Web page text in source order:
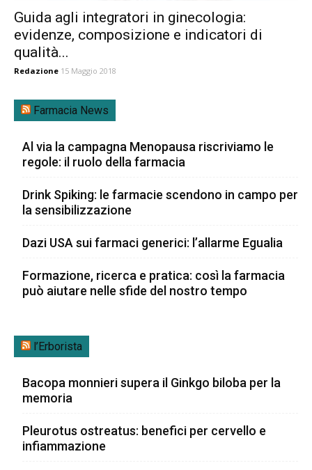
Guida agli integratori in ginecologia:
evidenze, composizione e indicatori di
qualità...
Redazione 15 Maggio 2018
Farmacia News
Al via la campagna Menopausa riscriviamo le
regole: il ruolo della farmacia
Drink Spiking: le farmacie scendono in campo per
la sensibilizzazione
Dazi USA sui farmaci generici: l’allarme Egualia
Formazione, ricerca e pratica: così la farmacia
può aiutare nelle sfide del nostro tempo
l’Erborista
Bacopa monnieri supera il Ginkgo biloba per la
memoria
Pleurotus ostreatus: benefici per cervello e
infiammazione